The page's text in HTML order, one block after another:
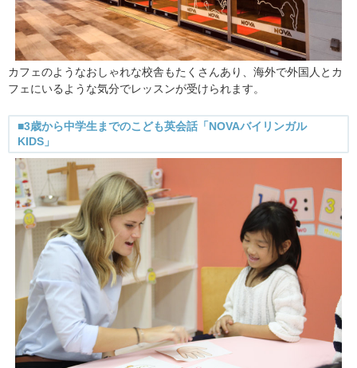
カフェのようなおしゃれな校舎もたくさんあり、海外で外国人とカ
フェにいるような気分でレッスンが受けられます。
■3歳から中学生までのこども英会話「NOVAバイリンガル
KIDS」